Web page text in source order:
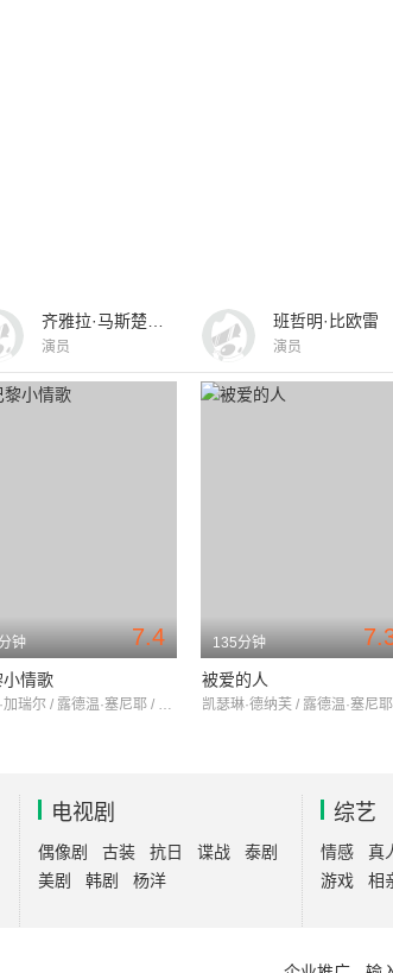
演员
班哲明·比欧雷
演员
7.4
钟
小情歌
路易·加瑞尔 / 露德温·塞尼耶 / 齐雅拉·马斯楚安尼
135分钟
被爱的人
电视剧
偶像剧 古装 抗日 谍战
泰剧
美剧
韩剧 杨洋
综艺
情感 真
游戏
相